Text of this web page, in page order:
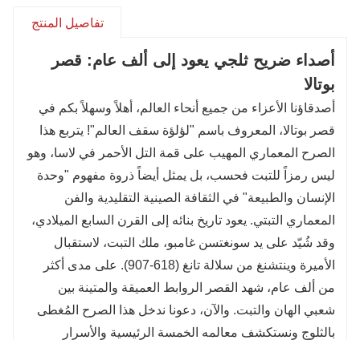
في الطابور
• مرشدين خبراء يتحدثون الإنجليزية
• مدة مرنة ونقاط توقف لالتقاط الصور
• مركبات مريحة مُكيّفة مع الارتفاعات العالية
احجز الآن - اصنع ذكرياتك في القصر اليوم!
تفاصيل المنتج
أصداء ضريح ثلجي يعود إلى ألف عام: قصر
بوتالا
أصدقاؤنا الأعزاء من جميع أنحاء العالم، أهلاً وسهلاً بكم في
قصر بوتالا، المعروف باسم "لؤلؤة سقف العالم"! يتربع هذا
الصرح المعماري المهيب على قمة التل الأحمر في لاسا، وهو
ليس رمزاً للتبت فحسب، بل يمثل أيضاً ذروة مفهوم "وحدة
الإنسان والطبيعة" في الثقافة الصينية التقليدية والفن
المعماري التبتي. يعود تاريخ بنائه إلى القرن السابع الميلادي،
وقد شُيّد على يد سونغتسن غامبو، ملك التبت، لاستقبال
الأميرة وينتشنغ من سلالة تانغ (618-907). على مدى أكثر
من ألف عام، شهد القصر الروابط العميقة والمتينة بين
شعبي الهان والتبت. والآن، دعونا ندخل هذا الصرح المُغطى
بالثلوج ونستكشف معالمه الخمسة الرئيسية والأسرار